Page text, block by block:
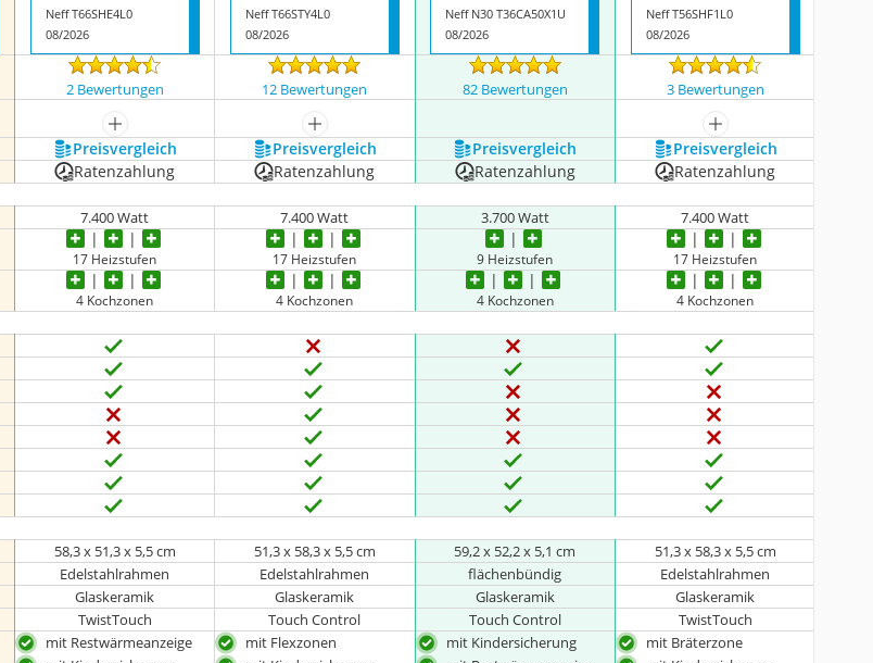
Neff T66SHE4L0
08/2026
Neff T66STY4L0
08/2026
Neff N30 T36CA50X1U
08/2026
Neff T56SHF1L0
08/2026
2 Bewertungen 12 Bewertungen 82 Bewertungen
3 Bewertungen
mehr anzeigen mehr anzeigen
mehr anzeigen
Preis­vergleich Preis­vergleich Preis­vergleich Preis­vergleich
Ratenzahlung Ratenzahlung Ratenzahlung Ratenzahlung
7.400 Watt 7.400 Watt 3.700 Watt
7.400 Watt
17 Heizstufen 17 Heizstufen 9 Heizstufen 17 Heizstufen
4 Kochzonen 4 Kochzonen 4 Kochzonen 4 Kochzonen
58,3 x 51,3 x 5,5 cm 51,3 x 58,3 x 5,5 cm 59,2 x 52,2 x 5,1 cm
51,3 x 58,3 x 5,5 cm
Edelstahlrahmen Edelstahlrahmen flächenbündig
Edelstahlrahmen
Glaskeramik Glaskeramik Glaskeramik
Glaskeramik
TwistTouch Touch Control Touch Control TwistTouch
mit Restwärmeanzeige
mit Flexzonen
mit Kindersicherung
mit Bräterzone